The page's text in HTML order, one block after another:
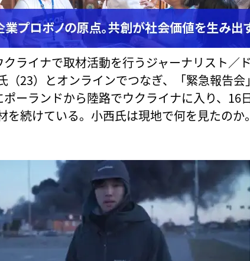
ライナで取材活動を行うジャーナリスト／
（23）とオンラインでつなぎ、「緊急報告会
ーランドから陸路でウクライナに入り、16
を続けている。小西氏は現地で何を見たのか